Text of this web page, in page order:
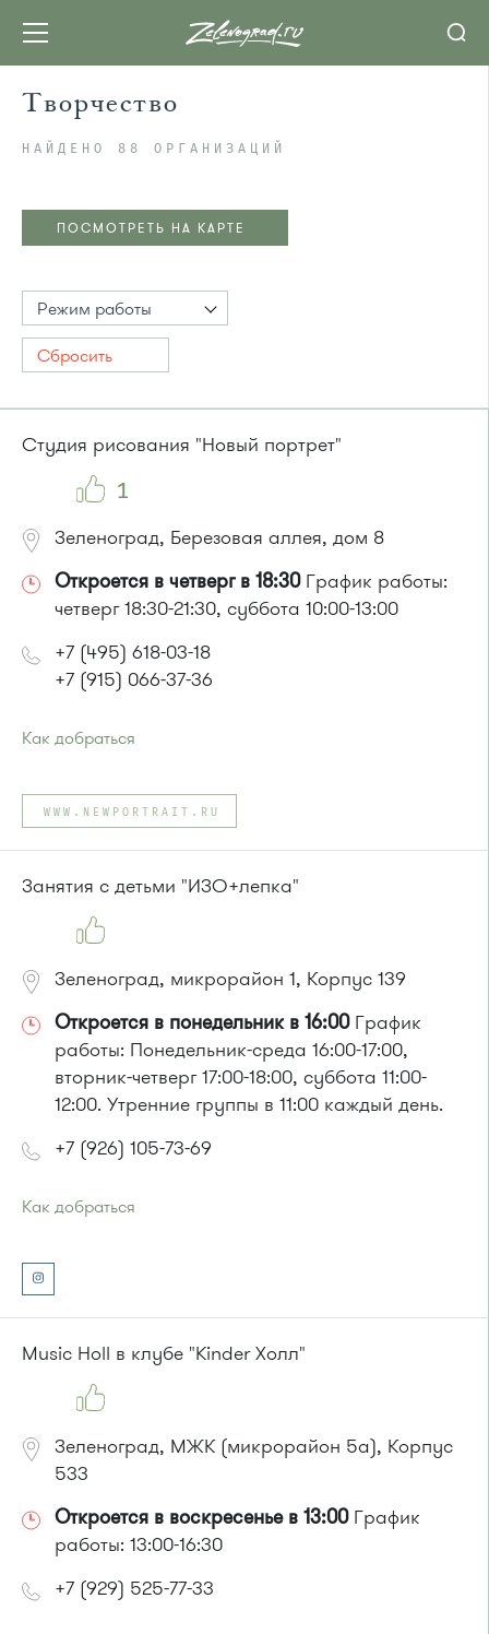
Творчество
НАЙДЕНО 88 ОРГАНИЗАЦИЙ
ПОСМОТРЕТЬ НА КАРТЕ
Режим работы
Сбросить
Студия рисования "Новый портрет"
1
Зеленоград, Березовая аллея, дом 8
Откроется в четверг в 18:30График работы:
четверг 18:30-21:30, суббота 10:00-13:00
+7 (495) 618-03-18
+7 (915) 066-37-36
Как добраться
Автобусы № 400, 400э
или до остановки"Дом быта"
Автобусы № 1, 3, 8, 11, 19, 29, 32. Маршрутки № 408м, 476м
WWW.NEWPORTRAIT.RU
Занятия с детьми "ИЗО+лепка"
Зеленоград, микрорайон 1, Корпус 139
Откроется в понедельник в 16:00График
работы: Понедельник-среда 16:00-17:00,
вторник-четверг 17:00-18:00, суббота 11:00-
12:00. Утренние группы в 11:00 каждый день.
+7 (926) 105-73-69
Как добраться
Автобусы № 1, 3, 6, 7, 9, 10, 11, 12, 31, 32, 400, 400э.
Маршрутка № 409м, 431м, 476м, 720м, 900, 903
или до остановки"Улица Юности":
Маршрутка № 419м, 431м, 720м, 900, 903
Music Holl в клубе "Kinder Холл"
Зеленоград, МЖК (микрорайон 5а), Корпус
533
Откроется в воскресенье в 13:00График
работы: 13:00-16:30
+7 (929) 525-77-33